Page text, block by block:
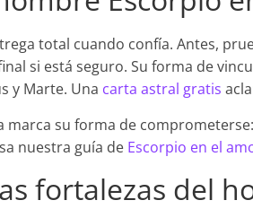
total cuando confía. Antes,
si está seguro. Su forma de
y Marte. Una carta astral gratis
marca su forma de
nuestra guía de Escorpio en el
fortalezas del